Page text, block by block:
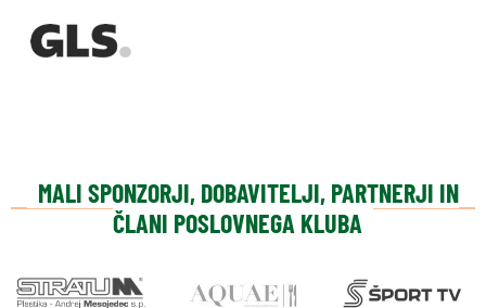
MALI SPONZORJI, DOBAVITELJI, PARTNERJI IN
ČLANI POSLOVNEGA KLUBA